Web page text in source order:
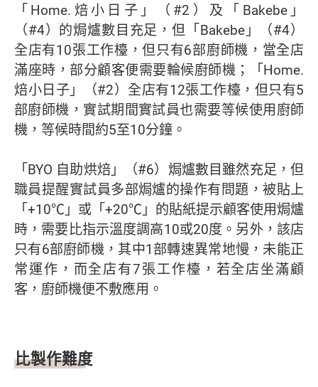
「Home.焙小日子」（#2）及「Bakebe」
（#4）的焗爐數目充足，但「Bakebe」（#4）
全店有10張工作檯，但只有6部廚師機，當全店
滿座時，部分顧客便需要輪候廚師機；「Home.
焙小日子」（#2）全店有12張工作檯，但只有5
部廚師機，實試期間實試員也需要等候使用廚師
機，等候時間約5至10分鐘。
「BYO 自助烘焙」（#6）焗爐數目雖然充足，但
職員提醒實試員多部焗爐的操作有問題，被貼上
「+10℃」或「+20℃」的貼紙提示顧客使用焗爐
時，需要比指示溫度調高10或20度。另外，該店
只有6部廚師機，其中1部轉速異常地慢，未能正
常運作，而全店有7張工作檯，若全店坐滿顧
客，廚師機便不敷應用。
比製作難度